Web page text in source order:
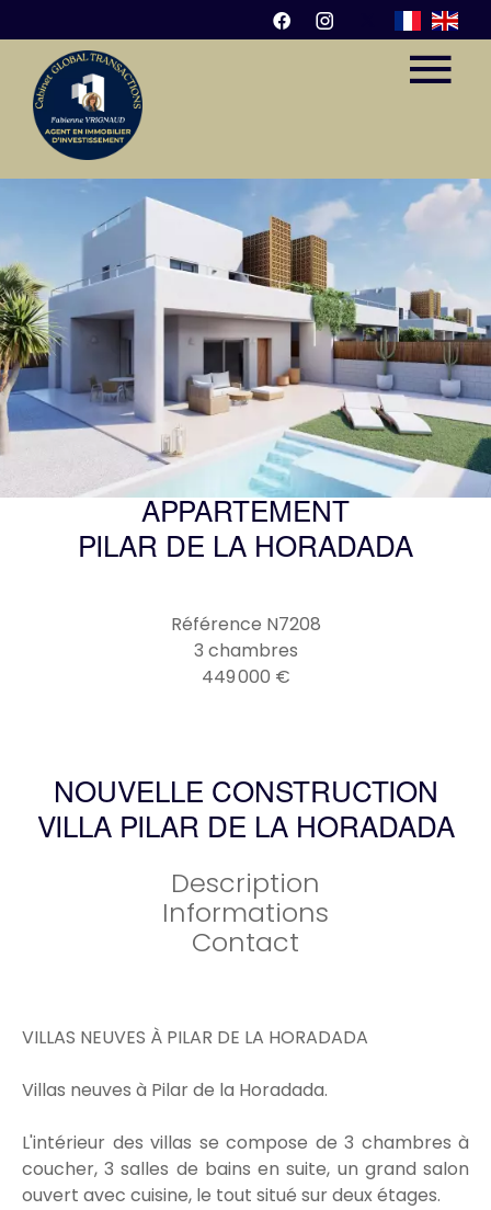
APPARTEMENT
PILAR DE LA HORADADA
Référence N7208
3 chambres
449 000 €
NOUVELLE CONSTRUCTION
VILLA PILAR DE LA HORADADA
Description
Informations
Contact
VILLAS NEUVES À PILAR DE LA HORADADA
Villas neuves à Pilar de la Horadada.
L'intérieur des villas se compose de 3 chambres à
coucher, 3 salles de bains en suite, un grand salon
ouvert avec cuisine, le tout situé sur deux étages.